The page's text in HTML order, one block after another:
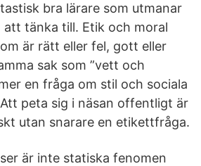
bra lärare som utmanar
tänka till. Etik och moral
är rätt eller fel, gott eller
sak som ”vett och
en fråga om stil och sociala
peta sig i näsan offentligt är
utan snarare en etikettfråga.
är inte statiska fenomen